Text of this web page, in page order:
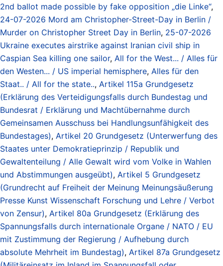
2nd ballot made possible by fake opposition „die Linke“,
24-07-2026 Mord am Christopher-Street-Day in Berlin /
Murder on Christopher Street Day in Berlin, 25-07-2026
Ukraine executes airstrike against Iranian civil ship in
Caspian Sea killing one sailor, All for the West... / Alles für
den Westen... / US imperial hemisphere, Alles für den
Staat.. / All for the state.., Artikel 115a Grundgesetz
(Erklärung des Verteidigungsfalls durch Bundestag und
Bundesrat / Erklärung und Machtübernahme durch
Gemeinsamen Ausschuss bei Handlungsunfähigkeit des
Bundestages), Artikel 20 Grundgesetz (Unterwerfung des
Staates unter Demokratieprinzip / Republik und
Gewaltenteilung / Alle Gewalt wird vom Volke in Wahlen
und Abstimmungen ausgeübt), Artikel 5 Grundgesetz
(Grundrecht auf Freiheit der Meinung Meinungsäußerung
Presse Kunst Wissenschaft Forschung und Lehre / Verbot
von Zensur), Artikel 80a Grundgesetz (Erklärung des
Spannungsfalls durch internationale Organe / NATO / EU
mit Zustimmung der Regierung / Aufhebung durch
absolute Mehrheit im Bundestag), Artikel 87a Grundgesetz